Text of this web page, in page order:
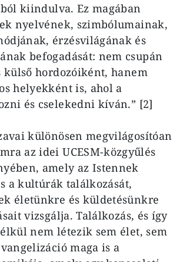
kiindulva. Ez magában
nyelvének, szimbólumainak,
érzésvilágának és
befogadását: nem csupán
külső hordozóiként, hanem
helyekként is, ahol a
és cselekedni kíván.” [2]
különösen megvilágosítóan
az idei UCESM-közgyűlés
amely az Istennek
a kultúrák találkozását,
életünkre és küldetésünkre
vizsgálja. Találkozás, és így
nem létezik sem élet, sem
maga is a